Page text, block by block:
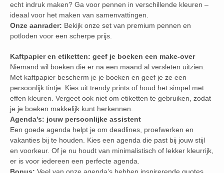
echt indruk maken? Ga voor pennen in verschillende kleuren –
ideaal voor het maken van samenvattingen.
Onze aanrader: Bekijk onze set van premium pennen en
potloden voor een scherpe prijs.
Kaftpapier en etiketten: geef je boeken een make-over
Niemand wil boeken die er na een maand al versleten uitzien.
Met kaftpapier bescherm je je boeken en geef je ze een
persoonlijk tintje. Kies uit trendy prints of houd het simpel met
effen kleuren. Vergeet ook niet om etiketten te gebruiken, zodat
je je boeken makkelijk kunt herkennen.
Agenda’s: jouw persoonlijke assistent
Een goede agenda helpt je om deadlines, proefwerken en
vakanties bij te houden. Kies een agenda die past bij jouw stijl
en voorkeur. Of je nu houdt van minimalistisch of lekker kleurrijk,
er is voor iedereen een perfecte agenda.